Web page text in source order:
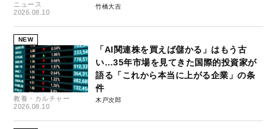
ニュース
2026.08.10
竹橋大吉
NEW
教養・カルチャー
2026.08.10
「AI関連株を買えば儲かる」はもう古
い…35年市場を見てきた国際的投資家が
語る「これから本当に上がる企業」の条
件
木戸次郎